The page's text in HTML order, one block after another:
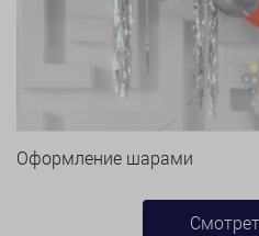
Оформление шарами